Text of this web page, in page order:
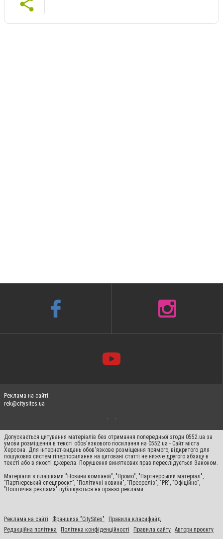
Реклама на сайті:
rek@citysites.ua
Допускається цитування матеріалів без отримання попередньої згоди 0552.ua за
умови розміщення в тексті обов'язкового посилання на 0552.ua - Сайт міста
Херсона. Для інтернет-видань обов'язкове розміщення прямого, відкритого для
пошукових систем гіперпосилання на цитовані статті не нижче другого абзацу в
тексті або в якості джерела. Порушення виняткових прав переслідується Законом.
Матеріали з плашками "Новини компаній", "Промо", "Партнерський матеріал",
"Партнерський спецпроєкт", "Політичні новини", "Пресреліз", "PR", "Офіційно",
"Політична реклама" публікуються на правах реклами.
Реклама на сайті Франшиза "CitySites"
Правила класифайд
Редакційна політика
Політика конфіденційності Правила сайту Автори проєкту